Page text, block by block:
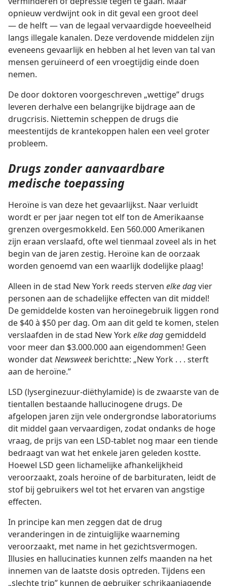
opnieuw verdwijnt ook in dit geval een groot deel
— de helft — van de legaal vervaardigde hoeveelheid
langs illegale kanalen. Deze verdovende middelen zijn
eveneens gevaarlijk en hebben al het leven van tal van
mensen geruïneerd of een vroegtijdig einde doen
nemen.
De door doktoren voorgeschreven „wettige” drugs
leveren derhalve een belangrijke bijdrage aan de
drugcrisis. Niettemin scheppen de drugs die
meestentijds de krantekoppen halen een veel groter
probleem.
Drugs zonder aanvaardbare
medische toepassing
Heroïne is van deze het gevaarlijkst. Naar verluidt
wordt er per jaar negen tot elf ton de Amerikaanse
grenzen overgesmokkeld. Een 560.000 Amerikanen
zijn eraan verslaafd, ofte wel tienmaal zoveel als in het
begin van de jaren zestig. Heroïne kan de oorzaak
worden genoemd van een waarlijk dodelijke plaag!
Alleen in de stad New York reeds sterven elke dagvier
personen aan de schadelijke effecten van dit middel!
De gemiddelde kosten van heroïnegebruik liggen rond
de $40 à $50 per dag. Om aan dit geld te komen, stelen
verslaafden in de stad New Yorkelke dag gemiddeld
voor meer dan $3.000.000 aan eigendommen! Geen
wonder datNewsweek berichtte: „New York . . . sterft
aan de heroïne.”
LSD (lyserginezuur-diëthylamide) is de zwaarste van de
tientallen bestaande hallucinogene drugs. De
afgelopen jaren zijn vele ondergrondse laboratoriums
dit middel gaan vervaardigen, zodat ondanks de hoge
vraag, de prijs van een LSD-tablet nog maar een tiende
bedraagt van wat het enkele jaren geleden kostte.
Hoewel LSD geen lichamelijke afhankelijkheid
veroorzaakt, zoals heroïne of de barbituraten, leidt de
stof bij gebruikers wel tot het ervaren van angstige
effecten.
In principe kan men zeggen dat de drug
veranderingen in de zintuiglijke waarneming
veroorzaakt, met name in het gezichtsvermogen.
Illusies en hallucinaties kunnen zelfs maanden na het
innemen van de laatste dosis optreden. Tijdens een
„slechte trip” kunnen de gebruiker schrikaanjagende